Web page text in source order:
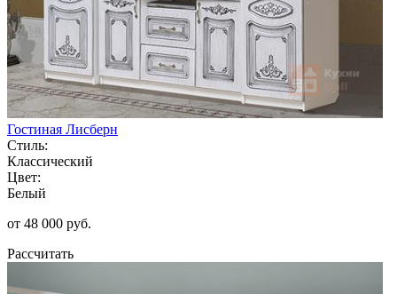
Гостиная Лисберн
Стиль:
Классический
Цвет:
Белый
от 48 000 руб.
Рассчитать